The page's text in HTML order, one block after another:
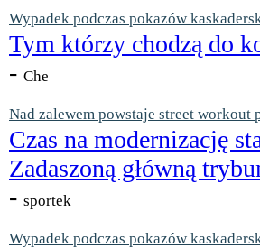
Wypadek podczas pokazów
Tym którzy chodzą do
- Che
Nad zalewem powstaje street workout
Czas na modernizację
Zadaszoną główną
- sportek
Wypadek podczas pokazów